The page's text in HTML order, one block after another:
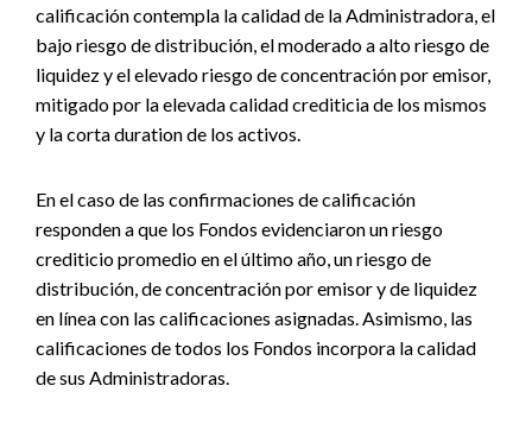
calificación contempla la calidad de la Administradora, el
bajo riesgo de distribución, el moderado a alto riesgo de
liquidez y el elevado riesgo de concentración por emisor,
mitigado por la elevada calidad crediticia de los mismos
y la corta duration de los activos.
En el caso de las confirmaciones de calificación
responden a que los Fondos evidenciaron un riesgo
crediticio promedio en el último año, un riesgo de
distribución, de concentración por emisor y de liquidez
en línea con las calificaciones asignadas. Asimismo, las
calificaciones de todos los Fondos incorpora la calidad
de sus Administradoras.